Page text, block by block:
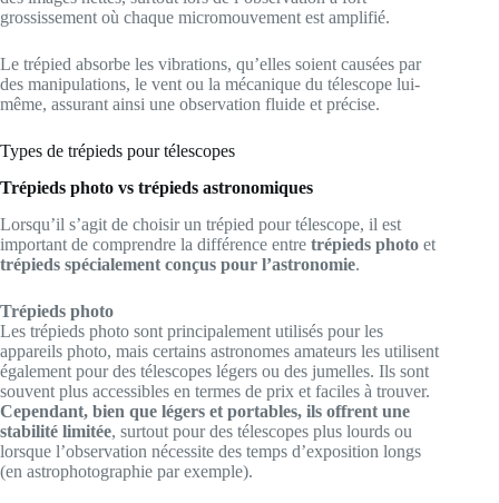
grossissement où chaque micromouvement est amplifié.
Le trépied absorbe les vibrations, qu’elles soient causées par
des manipulations, le vent ou la mécanique du télescope lui-
même, assurant ainsi une observation fluide et précise.
Types de trépieds pour télescopes
Trépieds photo vs trépieds astronomiques
Lorsqu’il s’agit de choisir un trépied pour télescope, il est
important de comprendre la différence entre trépieds photo et
trépieds spécialement conçus pour l’astronomie.
Trépieds photo
Les trépieds photo sont principalement utilisés pour les
appareils photo, mais certains astronomes amateurs les utilisent
également pour des télescopes légers ou des jumelles. Ils sont
souvent plus accessibles en termes de prix et faciles à trouver.
Cependant, bien que légers et portables, ils offrent une
stabilité limitée, surtout pour des télescopes plus lourds ou
lorsque l’observation nécessite des temps d’exposition longs
(en astrophotographie par exemple).